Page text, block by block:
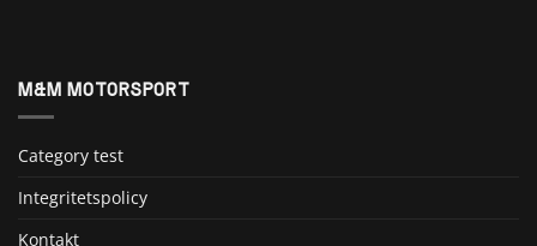
M&M MOTORSPORT
Category test
Integritetspolicy
Kontakt